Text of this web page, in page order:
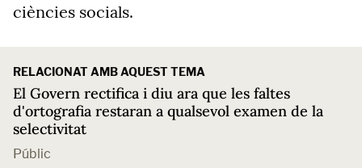
ciències socials.
RELACIONAT AMB AQUEST TEMA
El Govern rectifica i diu ara que les faltes
d'ortografia restaran a qualsevol examen de la
selectivitat
Públic